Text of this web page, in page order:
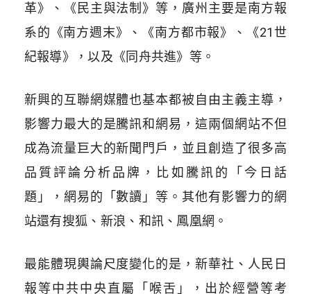
革》、《民主與法制》等，廣州主要是南方報
系的《南方週末》、《南方都市報》、《21世
紀報導》，以及《同舟共進》等。
新興的互聯網媒體也基本都被自由主義主導，
影響力最大的是騰訊和網易，這兩個網站不但
成為流量巨大的新聞門戶，並且創造了很多高
品質評論分析品牌，比如騰訊的「今日話
題」，網易的「數讀」等。其他有影響力的網
站還有搜狐、新浪、和訊、鳳凰網。
最能體現輿論尺度變化的是，新華社、人民日
報等中共中央直屬「喉舌」，出於經營等考